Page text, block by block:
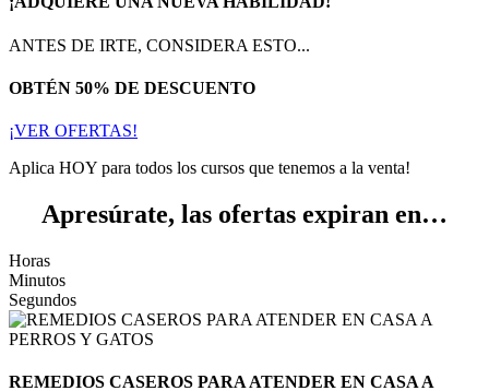
ANTES DE IRTE, CONSIDERA ESTO...
OBTÉN 50% DE DESCUENTO
¡VER OFERTAS!
Aplica HOY para todos los cursos que tenemos a la venta!
Apresúrate, las ofertas expiran en…
Horas
Minutos
Segundos
REMEDIOS CASEROS PARA ATENDER EN CASA A